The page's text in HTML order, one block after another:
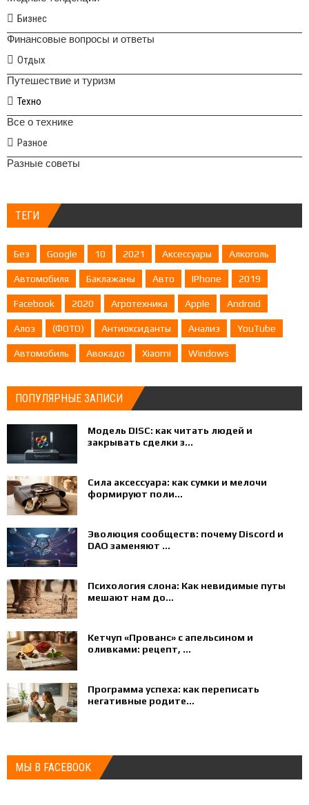
Бизнес
Финансовые вопросы и ответы
Отдых
Путешествие и туризм
Техно
Все о технике
Разное
Разные советы
ТЕГИ
Без Google 10 2021 Аксессуары Алкоголь
Автомобиля Баклажаны Авто IPhone 2019
Facebook 2020 Агротехника Apple Android
Алоэ (ФОТО) Антиоксиданты Анализ YouTube
Автомобиль Авокадо Xiaomi Windows
ПОПУЛЯРНЫЕ ЗАПИСИ
Модель DISC: как читать людей и
закрывать сделки з...
Сила аксессуара: как сумки и мелочи
формируют поли...
Эволюция сообществ: почему Discord и
DAO заменяют ...
Психология слона: Как невидимые путы
мешают нам до...
Кетчуп «Прованс» с апельсином и
оливками: рецепт, ...
Программа успеха: как переписать
негативные родите...
МЫ В FACEBOOK